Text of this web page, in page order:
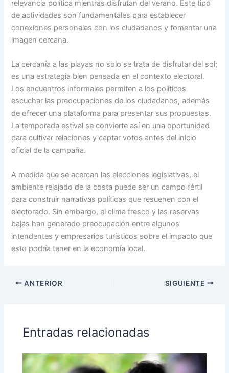
relevancia política mientras disfrutan del verano. Este tipo
de actividades son fundamentales para establecer
conexiones personales con los ciudadanos y fomentar una
imagen cercana.
La cercanía a las playas no solo se trata de disfrutar del sol;
es una estrategia bien pensada en el contexto electoral.
Los encuentros informales permiten a los políticos
escuchar las preocupaciones de los ciudadanos, además
de ofrecer una plataforma para presentar sus propuestas.
La temporada estival se convierte así en una oportunidad
para cultivar relaciones y captar votos antes del inicio
oficial de la campaña.
A medida que se acercan las elecciones legislativas, el
ambiente relajado de la costa puede ser un campo fértil
para construir narrativas políticas que resuenen con el
electorado. Sin embargo, el clima fresco y las reservas
bajas han generado preocupación entre algunos
intendentes y empresarios turísticos sobre el impacto que
esto podría tener en la economía local.
ANTERIOR SIGUIENTE
Entradas relacionadas